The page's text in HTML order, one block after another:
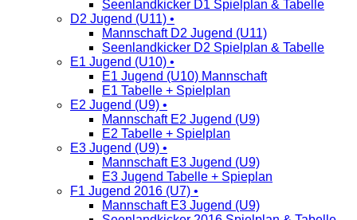
Seenlandkicker D1 Spielplan & Tabelle
D2 Jugend (U11) •
Mannschaft D2 Jugend (U11)
Seenlandkicker D2 Spielplan & Tabelle
E1 Jugend (U10) •
E1 Jugend (U10) Mannschaft
E1 Tabelle + Spielplan
E2 Jugend (U9) •
Mannschaft E2 Jugend (U9)
E2 Tabelle + Spielplan
E3 Jugend (U9) •
Mannschaft E3 Jugend (U9)
E3 Jugend Tabelle + Spieplan
F1 Jugend 2016 (U7) •
Mannschaft E3 Jugend (U9)